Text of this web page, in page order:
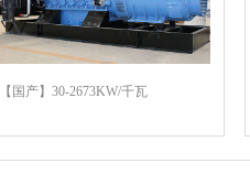
【国产】30-2673KW/千瓦